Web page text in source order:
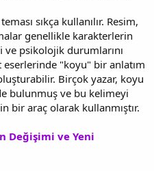
sıkça kullanılır. Resim,
genellikle karakterlerin
ve psikolojik durumlarını
"koyu" bir anlatım
Birçok yazar, koyu
bulunmuş ve bu kelimeyi
bir araç olarak kullanmıştır.
Değişimi ve Yeni